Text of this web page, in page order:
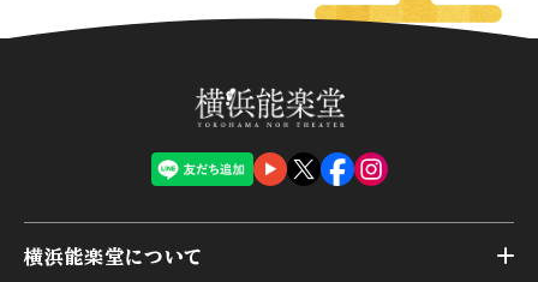
横浜能楽堂について